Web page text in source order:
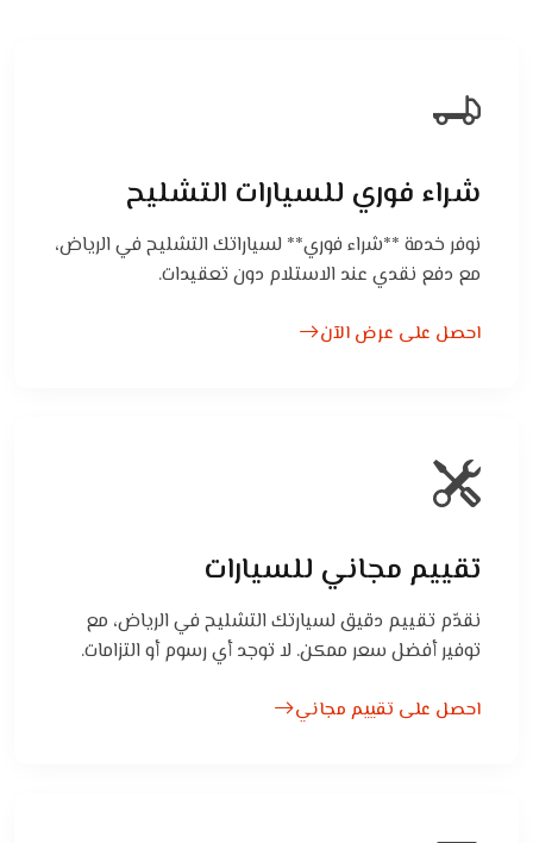
شراء فوري للسيارات التشليح
نوفر خدمة **شراء فوري** لسياراتك التشليح في الرياض،
مع دفع نقدي عند الاستلام دون تعقيدات.
احصل على عرض الآن
تقييم مجاني للسيارات
نقدّم تقييم دقيق لسيارتك التشليح في الرياض، مع
توفير أفضل سعر ممكن. لا توجد أي رسوم أو التزامات.
احصل على تقييم مجاني